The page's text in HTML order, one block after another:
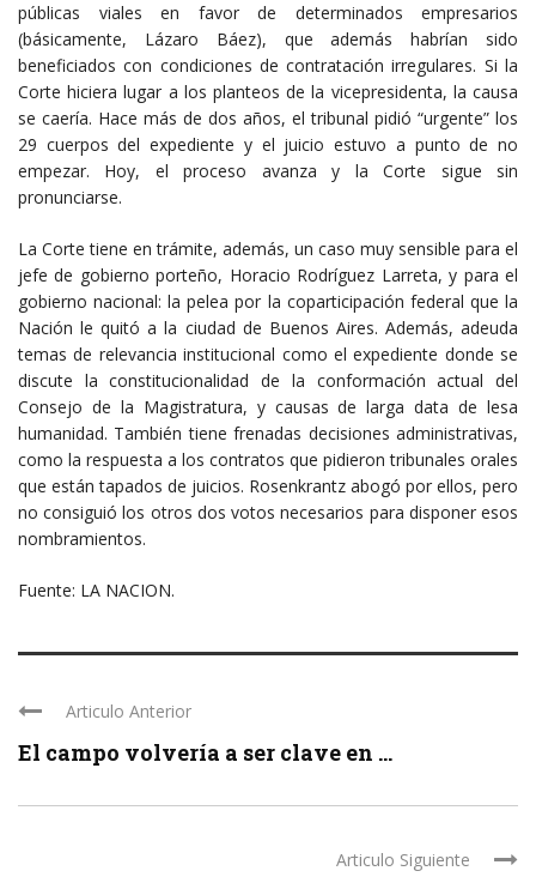
públicas viales en favor de determinados empresarios
(básicamente, Lázaro Báez), que además habrían sido
beneficiados con condiciones de contratación irregulares. Si la
Corte hiciera lugar a los planteos de la vicepresidenta, la causa
se caería. Hace más de dos años, el tribunal pidió “urgente” los
29 cuerpos del expediente y el juicio estuvo a punto de no
empezar. Hoy, el proceso avanza y la Corte sigue sin
pronunciarse.
La Corte tiene en trámite, además, un caso muy sensible para el
jefe de gobierno porteño, Horacio Rodríguez Larreta, y para el
gobierno nacional: la pelea por la coparticipación federal que la
Nación le quitó a la ciudad de Buenos Aires. Además, adeuda
temas de relevancia institucional como el expediente donde se
discute la constitucionalidad de la conformación actual del
Consejo de la Magistratura, y causas de larga data de lesa
humanidad. También tiene frenadas decisiones administrativas,
como la respuesta a los contratos que pidieron tribunales orales
que están tapados de juicios. Rosenkrantz abogó por ellos, pero
no consiguió los otros dos votos necesarios para disponer esos
nombramientos.
Fuente: LA NACION.
Articulo Anterior
El campo volvería a ser clave en ...
Articulo Siguiente